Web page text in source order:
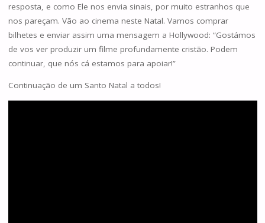
resposta, e como Ele nos envia sinais, por muito estranhos que
nos pareçam. Vão ao cinema neste Natal. Vamos comprar
bilhetes e enviar assim uma mensagem a Hollywood: “Gostámos
de vos ver produzir um filme profundamente cristão. Podem
continuar, que nós cá estamos para apoiar!”
Continuação de um Santo Natal a todos!